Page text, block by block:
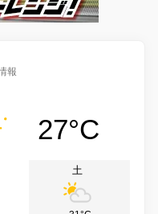
報
27°C
土